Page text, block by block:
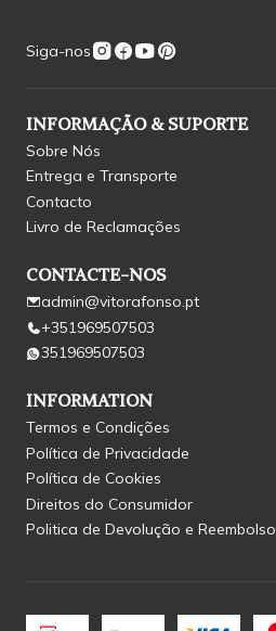
Siga-nos
INFORMAÇÃO & SUPORTE
Sobre Nós
Entrega e Transporte
Contacto
Livro de Reclamações
CONTACTE-NOS
admin@vitorafonso.pt
+351969507503
351969507503
INFORMATION
Termos e Condições
Política de Privacidade
Política de Cookies
Direitos do Consumidor
Politica de Devolução e Reembolso